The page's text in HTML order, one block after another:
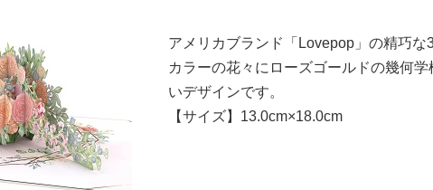
アメリカブランド「Lovepop」の精巧
カラーの花々にローズゴールドの幾何
いデザインです。
【サイズ】13.0cm×18.0cm